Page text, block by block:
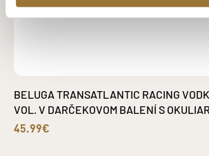
BELUGA TRANSATLANTIC RACING
VOL. V DARČEKOVOM BALENÍ S
45.99€